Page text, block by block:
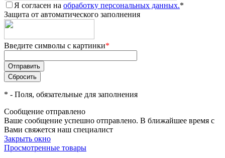
Я согласен на обработку персональных данных.*
Защита от автоматического заполнения
Введите символы с картинки*
* - Поля, обязательные для заполнения
Сообщение отправлено
Ваше сообщение успешно отправлено. В ближайшее время с
Вами свяжется наш специалист
Закрыть окно
Просмотренные товары